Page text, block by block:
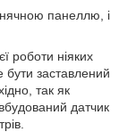
панеллю, і
роботи ніяких
бути заставлений
так як
датчик